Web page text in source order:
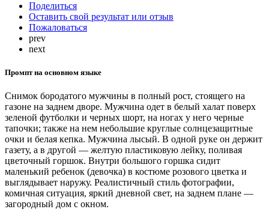
Поделиться
Оставить свой результат или отзыв
Пожаловаться
prev
next
Промпт на основном языке
Снимок бородатого мужчины в полный рост, стоящего на
газоне на заднем дворе. Мужчина одет в белый халат поверх
зеленой футболки и черных шорт, на ногах у него черные
тапочки; также на нем небольшие круглые солнцезащитные
очки и белая кепка. Мужчина лысый. В одной руке он держит
газету, а в другой — желтую пластиковую лейку, поливая
цветочный горшок. Внутри большого горшка сидит
маленький ребенок (девочка) в костюме розового цветка и
выглядывает наружу. Реалистичный стиль фотографии,
комичная ситуация, яркий дневной свет, на заднем плане —
загородный дом с окном.